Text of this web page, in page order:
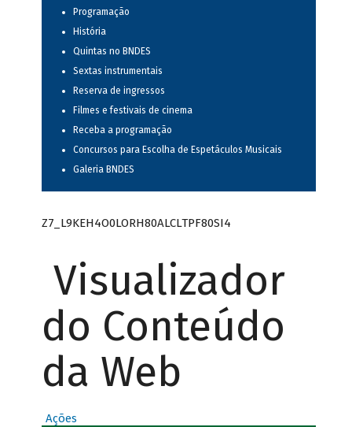
Programação
História
Quintas no BNDES
Sextas instrumentais
Reserva de ingressos
Filmes e festivais de cinema
Receba a programação
Concursos para Escolha de Espetáculos Musicais
Galeria BNDES
Z7_L9KEH4O0LORH80ALCLTPF80SI4
Visualizador
do Conteúdo
da Web
Ações